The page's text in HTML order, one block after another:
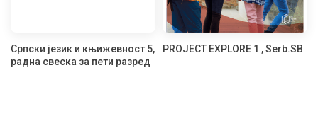
Српски језик и књижевност 5,
радна свеска за пети разред
PROJECT EXPLORE 1 , Serb.SB